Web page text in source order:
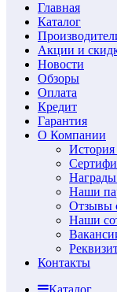
Главная
Каталог
Акции и
Новости
Обзоры
Оплата
Кредит
Гарантия
О Компании
Наши
Отзывы
Наши
Контакты